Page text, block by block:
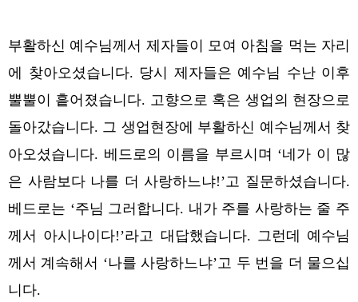
부활하신 예수님께서 제자들이 모여 아침을 먹는 자리
에 찾아오셨습니다. 당시 제자들은 예수님 수난 이후
뿔뿔이 흩어졌습니다. 고향으로 혹은 생업의 현장으로
돌아갔습니다. 그 생업현장에 부활하신 예수님께서 찾
아오셨습니다. 베드로의 이름을 부르시며 ‘네가 이 많
은 사람보다 나를 더 사랑하느냐!’고 질문하셨습니다.
베드로는 ‘주님 그러합니다. 내가 주를 사랑하는 줄 주
께서 아시나이다!’라고 대답했습니다. 그런데 예수님
께서 계속해서 ‘나를 사랑하느냐’고 두 번을 더 물으십
니다.